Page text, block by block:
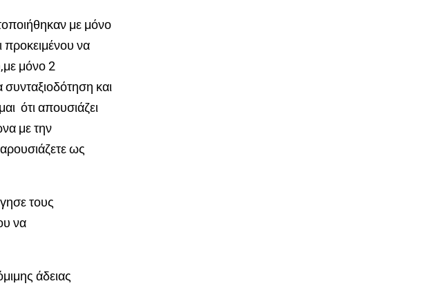
με μόνο
προκειμένου να
μόνο 2
και
ότι απουσιάζει
με την
ως
τους
να
άδειας